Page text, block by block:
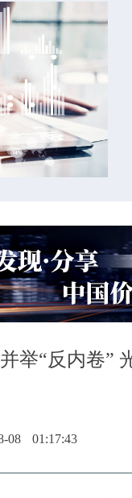
举“反内卷”
08 01:17:43